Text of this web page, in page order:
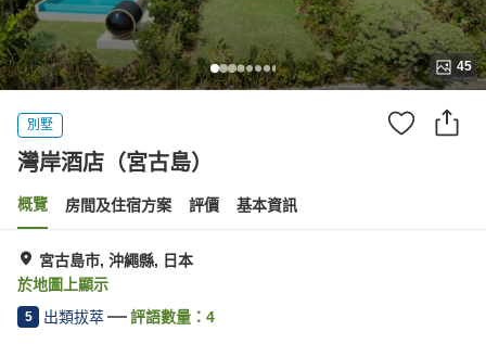
45
別墅
灣岸酒店（宮古島）
概覽 房間及住宿方案 評價 基本資訊
宮古島市, 沖繩縣, 日本
於地圖上顯示
5 出類拔萃 評語數量： 4